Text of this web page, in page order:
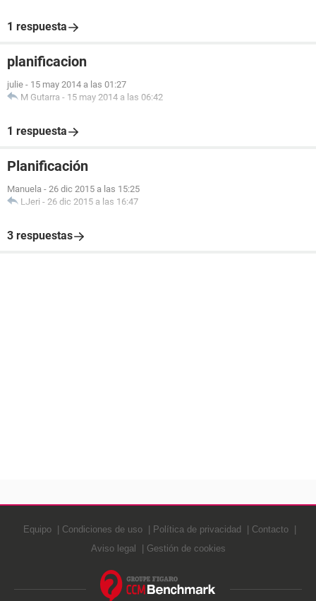
1 respuesta
planificacion
julie - 15 may 2014 a las 01:27
M Gutarra - 15 may 2014 a las 06:42
1 respuesta
Planificación
Manuela - 26 dic 2015 a las 15:25
LJeri - 26 dic 2015 a las 16:47
3 respuestas
Equipo Condiciones de uso Política de privacidad
Contacto
Aviso legal
Gestión de cookies